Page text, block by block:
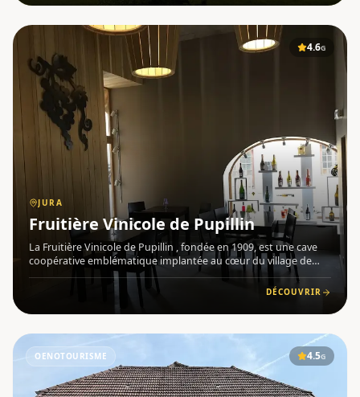
4.6G
JURA
Fruitière Vinicole de Pupillin
La Fruitière Vinicole de Pupillin , fondée en 1909, est une cave
coopérative emblématique implantée au cœur du village de
Pupillin , dans le vignoble du Jura . Regroupant une
quarantaine de vignerons, elle incarne la solidarité et la tradit
DÉCOUVRIR
OENOTOURISME 4.5G